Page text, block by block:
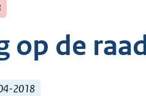
op de
2018